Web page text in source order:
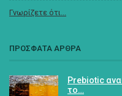
Γνωρίζετε ότι...
ΠΡΟΣΦΑΤΑ ΑΡΘΡΑ
Prebiotic
το…